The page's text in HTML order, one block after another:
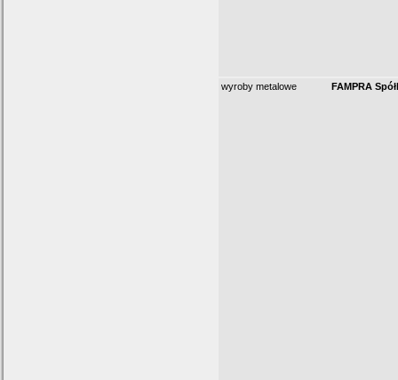
wyroby metalowe FAMPRA